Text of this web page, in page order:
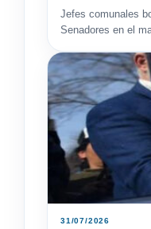
Jefes comunales
Senadores en el
31/07/2026